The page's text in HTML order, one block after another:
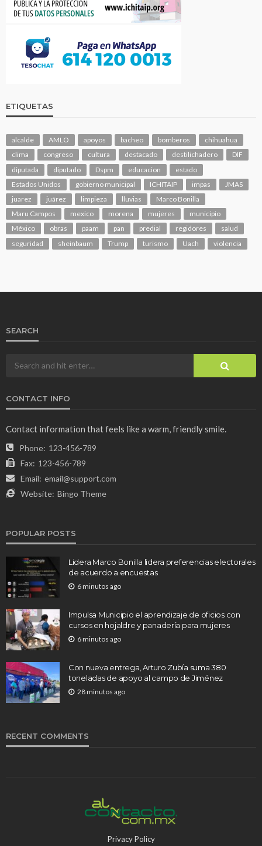
ETIQUETAS
alcalde AMLO apoyos bacheo bomberos
chihuahua
clima
congreso cultura destacado destilichadero
DIF
diputada
diputado Dspm educacion
estado
Estados Unidos
gobierno municipal ICHITAIP impas
JMAS
juarez
juárez limpieza lluvias
Marco Bonilla
Maru Campos
mexico morena mujeres
municipio
México
obras paam pan predial regidores
salud
seguridad
sheinbaum Trump turismo Uach violencia
SEARCH
CONTACT INFO
Contact information that feels like a warm, friendly smile.
Phone: 123-456-789
Fax: 123-456-789
Email: email@support.com
Website: Bingo Theme
POPULAR POSTS
Lidera Marco Bonilla lidera preferencias electorales
de acuerdo a encuestas
6 minutos ago
Impulsa Municipio el aprendizaje de oficios con
cursos en hojaldre y panadería para mujeres
6 minutos ago
Con nueva entrega, Arturo Zubía suma 380
toneladas de apoyo al campo de Jiménez
28 minutos ago
RECENT COMMENTS
Privacy Policy